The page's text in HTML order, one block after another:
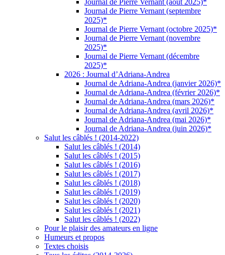
Journal de Pierre Vernant (août 2025)*
Journal de Pierre Vernant (septembre
2025)*
Journal de Pierre Vernant (octobre 2025)*
Journal de Pierre Vernant (novembre
2025)*
Journal de Pierre Vernant (décembre
2025)*
2026 : Journal d’Adriana-Andrea
Journal de Adriana-Andrea (janvier 2026)*
Journal de Adriana-Andrea (février 2026)*
Journal de Adriana-Andrea (mars 2026)*
Journal de Adriana-Andrea (avril 2026)*
Journal de Adriana-Andrea (mai 2026)*
Journal de Adriana-Andrea (juin 2026)*
Salut les câblés ! (2014-2022)
Salut les câblés ! (2014)
Salut les câblés ! (2015)
Salut les câblés ! (2016)
Salut les câblés ! (2017)
Salut les câblés ! (2018)
Salut les câblés ! (2019)
Salut les câblés ! (2020)
Salut les câblés ! (2021)
Salut les câblés ! (2022)
Pour le plaisir des amateurs en ligne
Humeurs et propos
Textes choisis